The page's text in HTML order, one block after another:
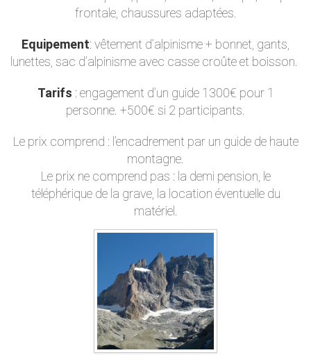
frontale, chaussures adaptées.
Equipement: vêtement d’alpinisme + bonnet, gants,
lunettes, sac d’alpinisme avec casse croûte et boisson.
Tarifs : engagement d’un guide 1300€ pour 1
personne. +500€ si 2 participants.
Le prix comprend : l’encadrement par un guide de haute
montagne.
Le prix ne comprend pas : la demi pension, le
téléphérique de la grave, la location éventuelle du
matériel.